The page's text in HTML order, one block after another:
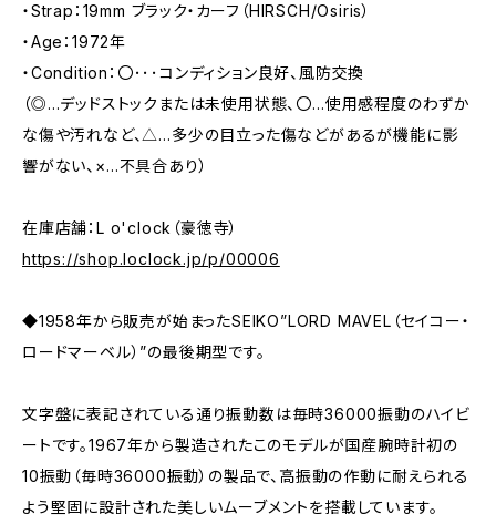
・Strap：19mm ブラック・カーフ（HIRSCH/Osiris）
・Age：1972年
・Condition：〇･･･コンディション良好、風防交換
（◎…デッドストックまたは未使用状態、〇…使用感程度のわずか
な傷や汚れなど、△…多少の目立った傷などがあるが機能に影
響がない、×…不具合あり）
在庫店舗：L o'clock（豪徳寺）
https://shop.loclock.jp/p/00006
◆1958年から販売が始まったSEIKO”LORD MAVEL（セイコー・
ロードマーベル）”の最後期型です。
文字盤に表記されている通り振動数は毎時36000振動のハイビ
ートです。1967年から製造されたこのモデルが国産腕時計初の
10振動（毎時36000振動）の製品で、高振動の作動に耐えられる
よう堅固に設計された美しいムーブメントを搭載しています。